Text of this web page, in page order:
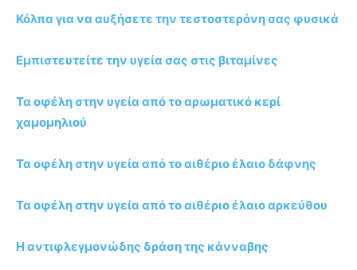
Κόλπα για να αυξήσετε την τεστοστερόνη σας φυσικά
Εμπιστευτείτε την υγεία σας στις βιταμίνες
Τα οφέλη στην υγεία από το αρωματικό κερί
χαμομηλιού
Τα οφέλη στην υγεία από το αιθέριο έλαιο δάφνης
Τα οφέλη στην υγεία από το αιθέριο έλαιο αρκεύθου
Η αντιφλεγμονώδης δράση της κάνναβης